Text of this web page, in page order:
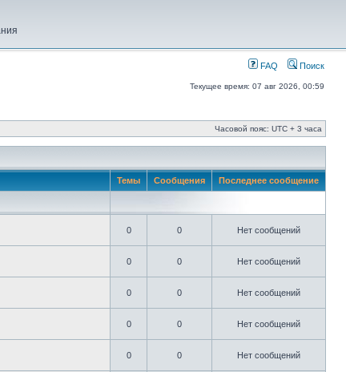
FAQ Поиск
Текущее время: 07 авг 2026, 00:59
Часовой пояс: UTC + 3 часа
Темы Сообщения Последнее сообщение
0 0 Нет сообщений
0 0 Нет сообщений
0 0 Нет сообщений
0 0 Нет сообщений
0 0 Нет сообщений